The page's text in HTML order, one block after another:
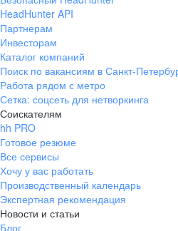
HeadHunter API
Партнерам
Инвесторам
Каталог компаний
Поиск по вакансиям в Санкт-
Работа рядом с метро
Сетка: соцсеть для нетворкинга
Соискателям
hh PRO
Готовое резюме
Все сервисы
Хочу у вас работать
Производственный календарь
Экспертная рекомендация
Новости и статьи
Блог